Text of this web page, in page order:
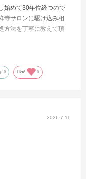
始めて30年位経つので
寺サロンに駆け込み相
方法を丁寧に教えて頂
頭皮に耐性ができたの
。今度ともよろしくお
0 Like! 0
2026.7.11